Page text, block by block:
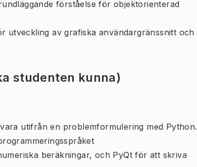
förståelse för objektorienterad
utveckling av grafiska användargränssnitt och
studenten kunna)
utifrån en problemformulering med Python.
beräkningar, och PyQt för att skriva